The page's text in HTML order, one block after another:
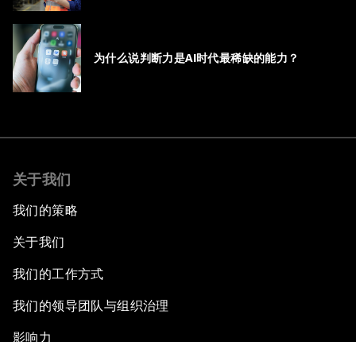
为什么说判断力是AI时代最稀缺的能力？
关于我们
我们的策略
关于我们
我们的工作方式
我们的领导团队与组织治理
影响力